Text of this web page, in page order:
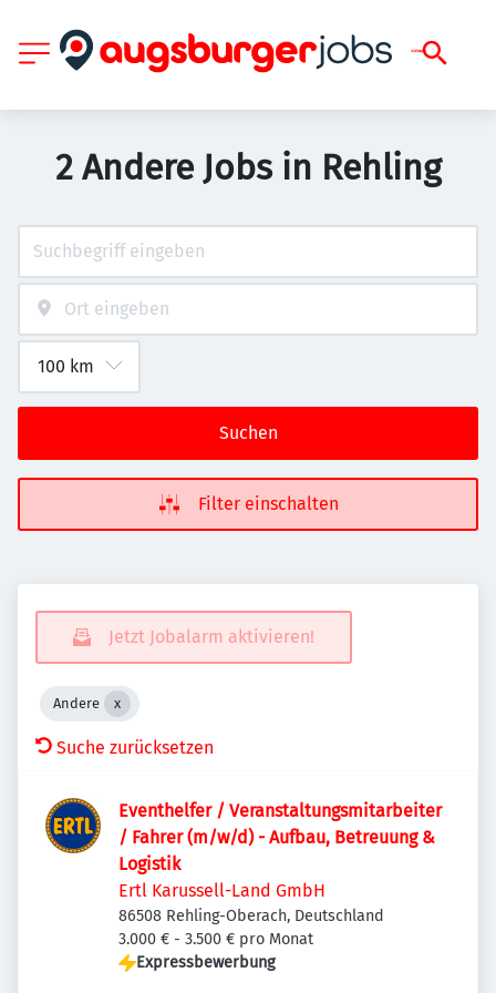
2 Andere Jobs in Rehling
Suchen
Filter einschalten
Jetzt Jobalarm aktivieren!
Andere
Suche zurücksetzen
Eventhelfer / Veranstaltungsmitarbeiter
/ Fahrer (m/w/d) - Aufbau, Betreuung &
Logistik
Ertl Karussell-Land GmbH
86508 Rehling-Oberach, Deutschland
3.000 € - 3.500 € pro Monat
Expressbewerbung